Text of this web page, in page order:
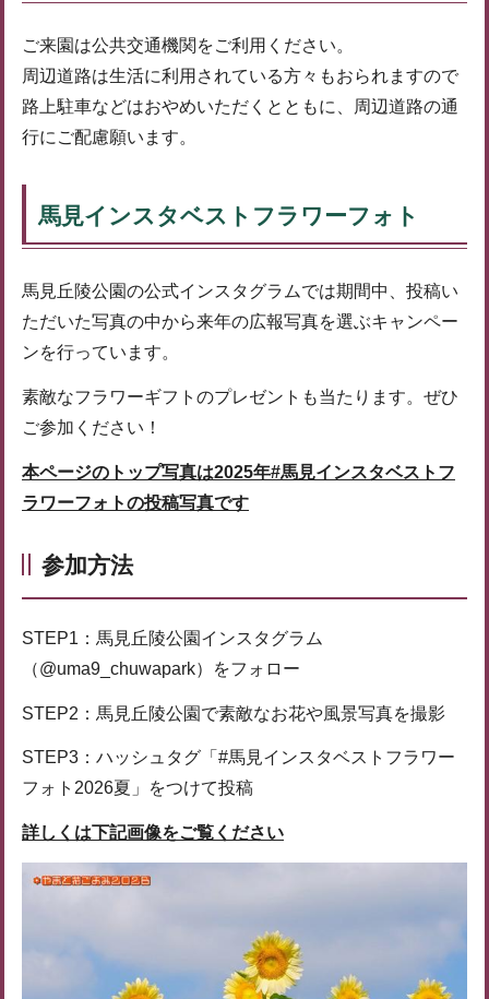
ご来園は公共交通機関をご利用ください。
周辺道路は生活に利用されている方々もおられますので
路上駐車などはおやめいただくとともに、周辺道路の通
行にご配慮願います。
馬見インスタベストフラワーフォト
馬見丘陵公園の公式インスタグラムでは期間中、投稿い
ただいた写真の中から来年の広報写真を選ぶキャンペー
ンを行っています。
素敵なフラワーギフトのプレゼントも当たります。ぜひ
ご参加ください！
本ページのトップ写真は2025年#馬見インスタベストフ
ラワーフォトの投稿写真です
参加方法
STEP1：馬見丘陵公園インスタグラム
（@uma9_chuwapark）をフォロー
STEP2：馬見丘陵公園で素敵なお花や風景写真を撮影
STEP3：ハッシュタグ「#馬見インスタベストフラワー
フォト2026夏」をつけて投稿
詳しくは下記画像をご覧ください